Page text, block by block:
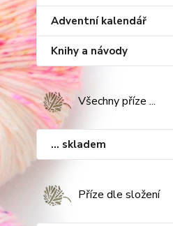
Adventní kalendář
Knihy a návody
Všechny příze ...
... skladem
Příze dle složení